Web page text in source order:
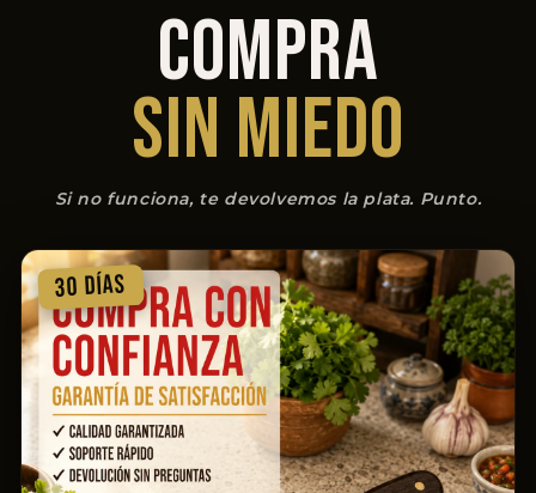
COMPRA
SIN MIEDO
Si no funciona, te devolvemos la plata. Punto.
30 DÍAS